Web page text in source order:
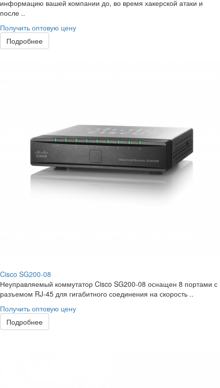
информацию вашей компании до, во время хакерской атаки и
после ..
Получить оптовую цену
Подробнее
Cisco SG200-08
Неуправляемый коммутатор Cisco SG200-08 оснащен 8 портами с
разъемом RJ-45 для гигабитного соединения на скорость ..
Получить оптовую цену
Подробнее